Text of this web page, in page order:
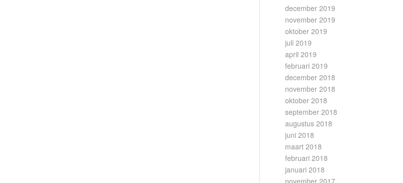
december 2019
november 2019
oktober 2019
juli 2019
april 2019
februari 2019
december 2018
november 2018
oktober 2018
september 2018
augustus 2018
juni 2018
maart 2018
februari 2018
januari 2018
november 2017